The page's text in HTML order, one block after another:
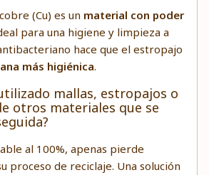
(Cu) es un material con poder
para una higiene y limpieza a
hace que el estropajo
más higiénica.
mallas, estropajos o
otros materiales que se
al 100%, apenas pierde
proceso de reciclaje. Una solución